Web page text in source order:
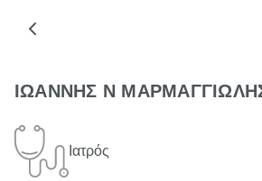
ΙΩΑΝΝΗΣ Ν
Ιατρός